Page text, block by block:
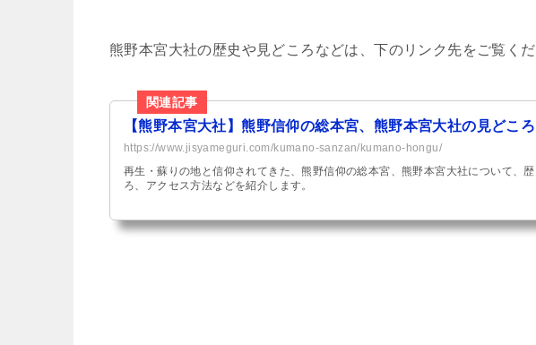
熊野本宮大社の歴史や見どころなどは、下のリンク先をご覧くだ
【熊野本宮大社】熊野信仰の総本宮、熊野本宮大社の見どころ
https://www.jisyameguri.com/kumano-sanzan/kumano-hongu/
再生・蘇りの地と信仰されてきた、熊野信仰の総本宮、熊野本宮大社について、
ろ、アクセス方法などを紹介します。